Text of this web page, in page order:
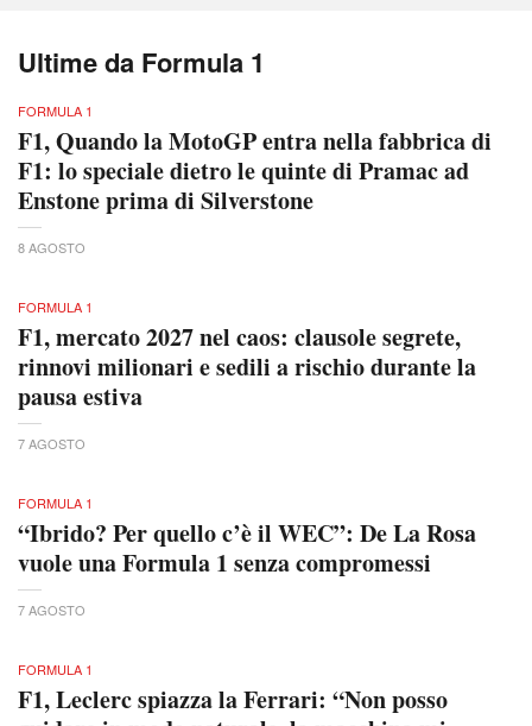
Ultime da Formula 1
FORMULA 1
F1, Quando la MotoGP entra nella fabbrica di
F1: lo speciale dietro le quinte di Pramac ad
Enstone prima di Silverstone
8 AGOSTO
FORMULA 1
F1, mercato 2027 nel caos: clausole segrete,
rinnovi milionari e sedili a rischio durante la
pausa estiva
7 AGOSTO
FORMULA 1
“Ibrido? Per quello c’è il WEC”: De La Rosa
vuole una Formula 1 senza compromessi
7 AGOSTO
FORMULA 1
F1, Leclerc spiazza la Ferrari: “Non posso